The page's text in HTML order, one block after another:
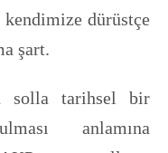
kendimize dürüstçe
şart.
solla tarihsel bir
anlamına